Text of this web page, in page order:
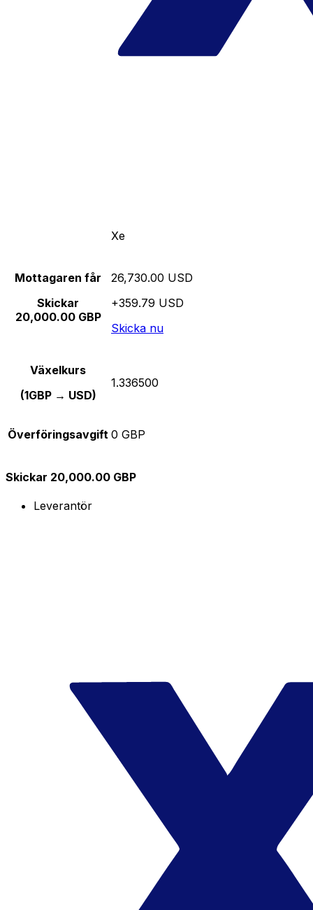
Xe
Mottagaren får
Skickar
20,000.00 GBP
26,730.00 USD
+359.79 USD
Skicka nu
Växelkurs
(1GBP → USD)
1.336500
Överföringsavgift 0 GBP
Skickar 20,000.00 GBP
Leverantör